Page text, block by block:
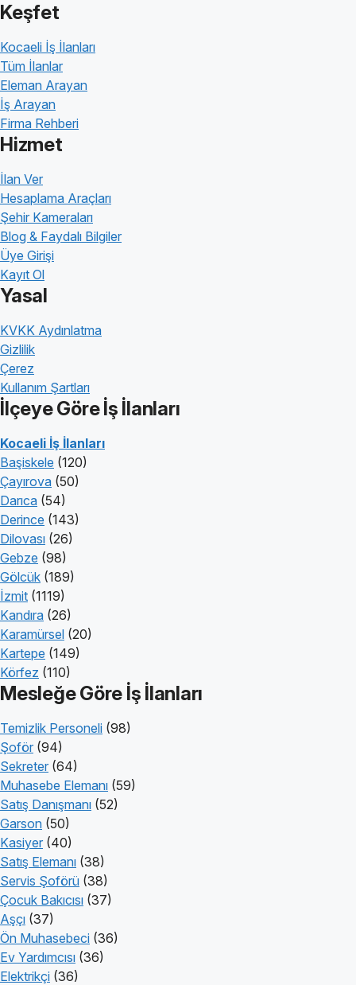
Keşfet
Kocaeli İş İlanları
Tüm İlanlar
Eleman Arayan
İş Arayan
Firma Rehberi
Hizmet
İlan Ver
Hesaplama Araçları
Şehir Kameraları
Blog & Faydalı Bilgiler
Üye Girişi
Kayıt Ol
Yasal
KVKK Aydınlatma
Gizlilik
Çerez
Kullanım Şartları
İlçeye Göre İş İlanları
Kocaeli İş İlanları
Başiskele (120)
Çayırova (50)
Darıca (54)
Derince (143)
Dilovası (26)
Gebze (98)
Gölcük (189)
İzmit (1119)
Kandıra (26)
Karamürsel (20)
Kartepe (149)
Körfez (110)
Mesleğe Göre İş İlanları
Temizlik Personeli (98)
Şoför (94)
Sekreter (64)
Muhasebe Elemanı (59)
Satış Danışmanı (52)
Garson (50)
Kasiyer (40)
Satış Elemanı (38)
Servis Şoförü (38)
Çocuk Bakıcısı (37)
Aşçı (37)
Ön Muhasebeci (36)
Ev Yardımcısı (36)
Elektrikçi (36)